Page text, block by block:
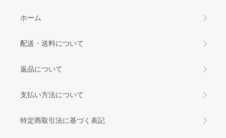
ホーム
配送・送料について
返品について
支払い方法について
特定商取引法に基づく表記